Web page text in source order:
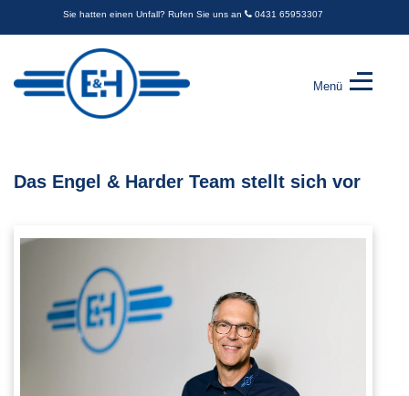
Sie hatten einen Unfall? Rufen Sie uns an 0431 65953307
GbR
-
Menü
Das Engel & Harder Team stellt sich vor